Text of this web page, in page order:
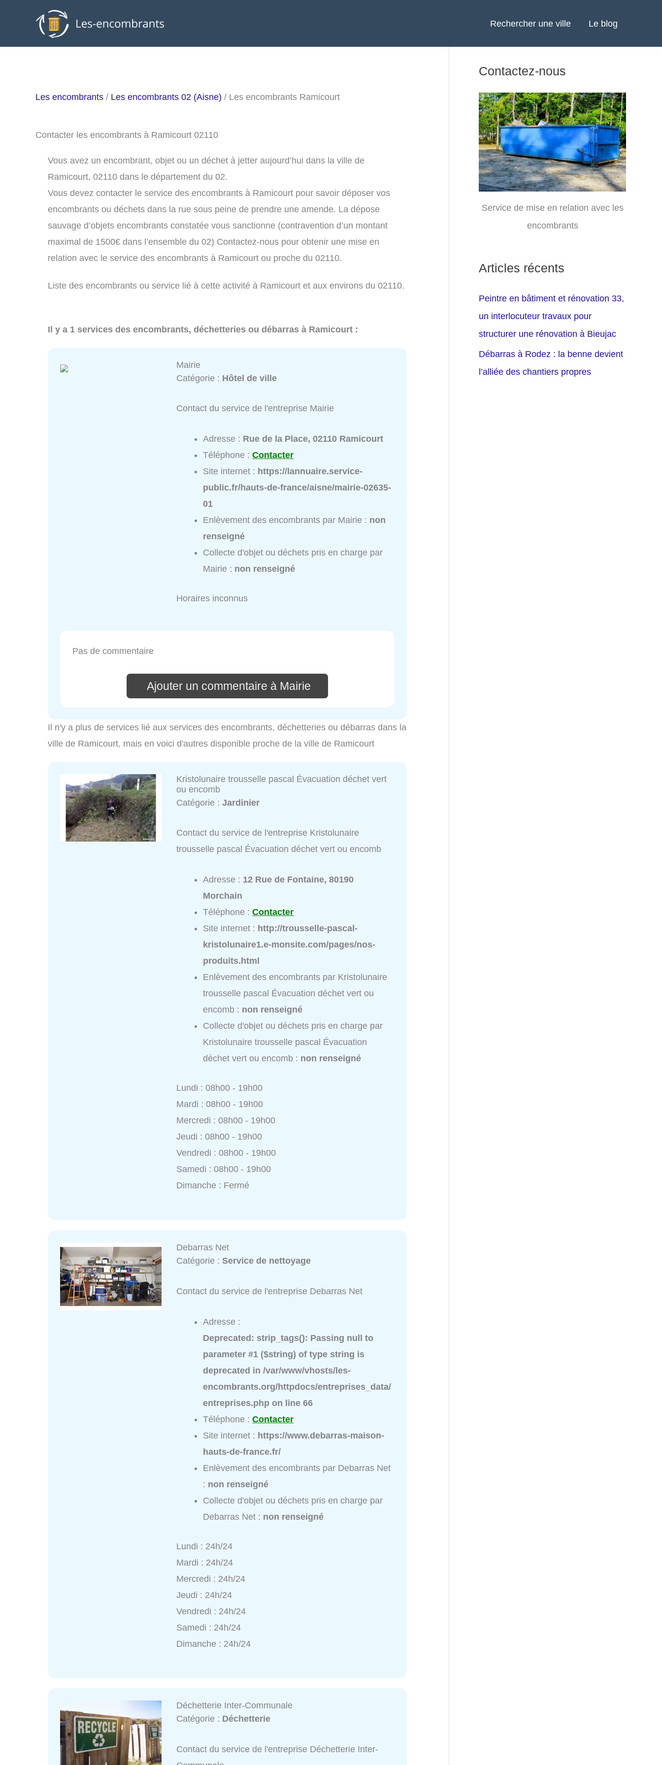
Rechercher une ville Le blog
Les encombrants / Les encombrants 02 (Aisne) / Les encombrants Ramicourt
Contacter les encombrants à Ramicourt 02110
Vous avez un encombrant, objet ou un déchet à jetter aujourd’hui dans la ville de
Ramicourt, 02110 dans le département du 02.
Vous devez contacter le service des encombrants à Ramicourt pour savoir déposer vos
encombrants ou déchets dans la rue sous peine de prendre une amende. La dépose
sauvage d’objets encombrants constatée vous sanctionne (contravention d’un montant
maximal de 1500€ dans l’ensemble du 02) Contactez-nous pour obtenir une mise en
relation avec le service des encombrants à Ramicourt ou proche du 02110.
Liste des encombrants ou service lié à cette activité à Ramicourt et aux environs du 02110.
Il y a 1 services des encombrants, déchetteries ou débarras à Ramicourt :
Mairie
Catégorie : Hôtel de ville
Contact du service de l'entreprise Mairie
Adresse : Rue de la Place, 02110 Ramicourt
Téléphone :Contacter
Site internet : https://lannuaire.service-
public.fr/hauts-de-france/aisne/mairie-02635-
01
Enlèvement des encombrants par Mairie : non
renseigné
Collecte d'objet ou déchets pris en charge par
Mairie : non renseigné
Horaires inconnus
Pas de commentaire
Ajouter un commentaire à Mairie
Il n'y a plus de services lié aux services des encombrants, déchetteries ou débarras dans la
ville de Ramicourt, mais en voici d'autres disponible proche de la ville de Ramicourt
Kristolunaire trousselle pascal Évacuation déchet vert
ou encomb
Catégorie :Jardinier
Contact du service de l'entreprise Kristolunaire
trousselle pascal Évacuation déchet vert ou encomb
Adresse : 12 Rue de Fontaine, 80190
Morchain
Téléphone :Contacter
Site internet : http://trousselle-pascal-
kristolunaire1.e-monsite.com/pages/nos-
produits.html
Enlèvement des encombrants par Kristolunaire
trousselle pascal Évacuation déchet vert ou
encomb : non renseigné
Collecte d'objet ou déchets pris en charge par
Kristolunaire trousselle pascal Évacuation
déchet vert ou encomb : non renseigné
Lundi : 08h00 - 19h00
Mardi : 08h00 - 19h00
Mercredi : 08h00 - 19h00
Jeudi : 08h00 - 19h00
Vendredi : 08h00 - 19h00
Samedi : 08h00 - 19h00
Dimanche : Fermé
Debarras Net
Catégorie :Service de nettoyage
Contact du service de l'entreprise Debarras Net
Adresse :
Deprecated: strip_tags(): Passing null to
parameter #1 ($string) of type string is
deprecated in/var/www/vhosts/les-
encombrants.org/httpdocs/entreprises_data/
entreprises.php on line66
Téléphone :Contacter
Site internet : https://www.debarras-maison-
hauts-de-france.fr/
Enlèvement des encombrants par Debarras Net
: non renseigné
Collecte d'objet ou déchets pris en charge par
Debarras Net : non renseigné
Lundi : 24h/24
Mardi : 24h/24
Mercredi : 24h/24
Jeudi : 24h/24
Vendredi : 24h/24
Samedi : 24h/24
Dimanche : 24h/24
Déchetterie Inter-Communale
Catégorie : Déchetterie
Contact du service de l'entreprise Déchetterie Inter-
Contactez-nous
Service de mise en relation avec les
encombrants
Articles récents
Peintre en bâtiment et rénovation 33,
un interlocuteur travaux pour
structurer une rénovation à Bieujac
Débarras à Rodez : la benne devient
l’alliée des chantiers propres